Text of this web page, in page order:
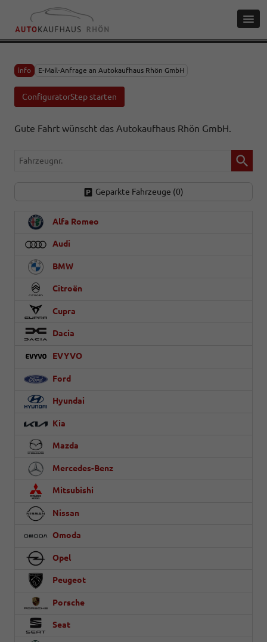
info E-Mail-Anfrage an Autokaufhaus Rhön GmbH
ConfiguratorStep starten
Gute Fahrt wünscht das Autokaufhaus Rhön GmbH.
Fahrzeugnr.
Geparkte Fahrzeuge (0)
Alfa Romeo
Audi
BMW
Citroën
Cupra
Dacia
EVYVO
Ford
Hyundai
Kia
Mazda
Mercedes-Benz
Mitsubishi
Nissan
Omoda
Opel
Peugeot
Porsche
Seat